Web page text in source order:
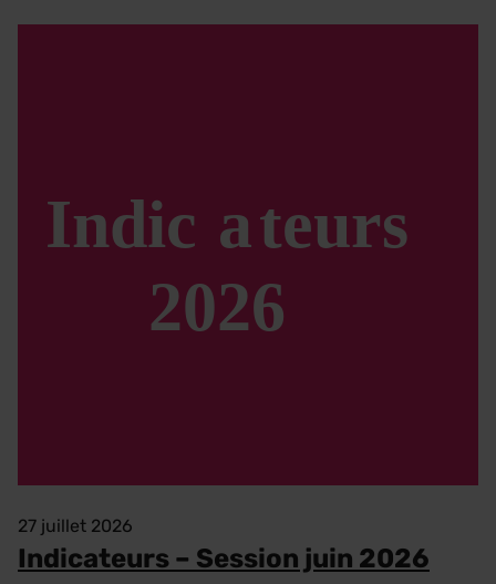
27 juillet 2026
Indicateurs – Session juin 2026